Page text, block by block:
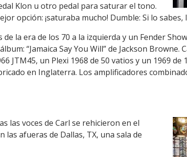
Klon u otro pedal para saturar el tono.
opción: ¡saturaba mucho! Dumble: Si lo sabes,
la era de los 70 a la izquierda y un Fender
“Jamaica Say You Will” de Jackson Browne.
JTM45, un Plexi 1968 de 50 vatios y un 1969
en Inglaterra. Los amplificadores
las voces de Carl se rehicieron en el
afueras de Dallas, TX, una sala de